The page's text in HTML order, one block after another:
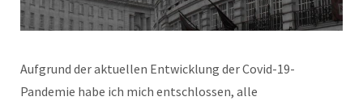
Aufgrund der aktuellen Entwicklung der Covid-19-
Pandemie habe ich mich entschlossen, alle